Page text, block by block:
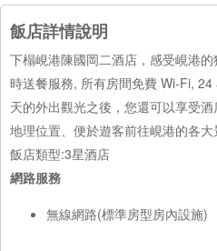
飯店詳情說明
下榻峴港陳國岡二酒店，感受峴港
時送餐服務, 所有房間免費 Wi-Fi,
天的外出觀光之後，您還可以享受
地理位置、便於遊客前往峴港的各
飯店類型:3星酒店
網路服務
無線網路(標準房型房內設施)